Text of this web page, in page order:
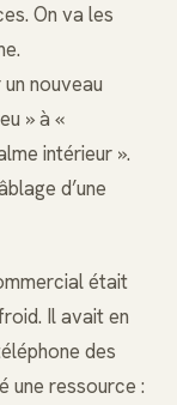
On va les
nouveau
» à «
intérieur ».
d’une
était
Il avait en
des
une ressource :